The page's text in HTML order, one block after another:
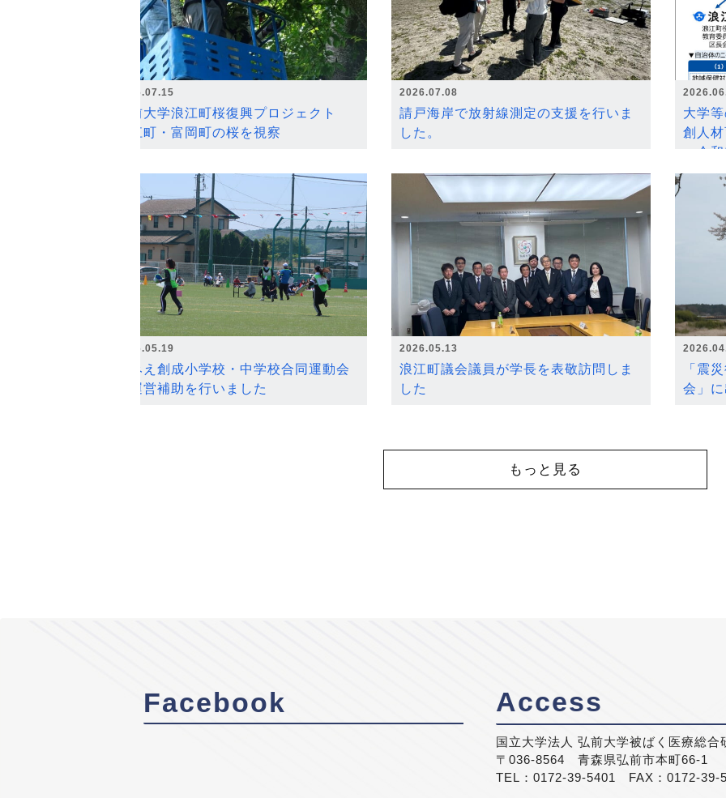
2026.07.15
弘前大学浪江町桜復興プロジェクト
浪江町・富岡町の桜を視察
2026.07.08
請戸海岸で放射線測定の支援を行いま
した。
大学
創人
～令
2026.05.19
なみえ創成小学校・中学校合同運動会
の運営補助を行いました
2026.05.13
浪江町議会議員が学長を表敬訪問しま
した
「震
会」
もっと見る
Facebook Access
国立大学法人 弘前大学被ばく医療総合
〒036-8564 青森県弘前市本町66-1
TEL：0172-39-5401 FAX：0172-39-